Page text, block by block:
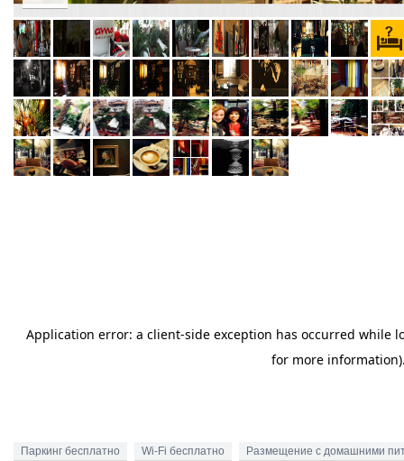
Паркинг бесплатно Wi-Fi бесплатно Размещение с домашними